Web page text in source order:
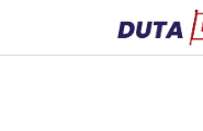
konten